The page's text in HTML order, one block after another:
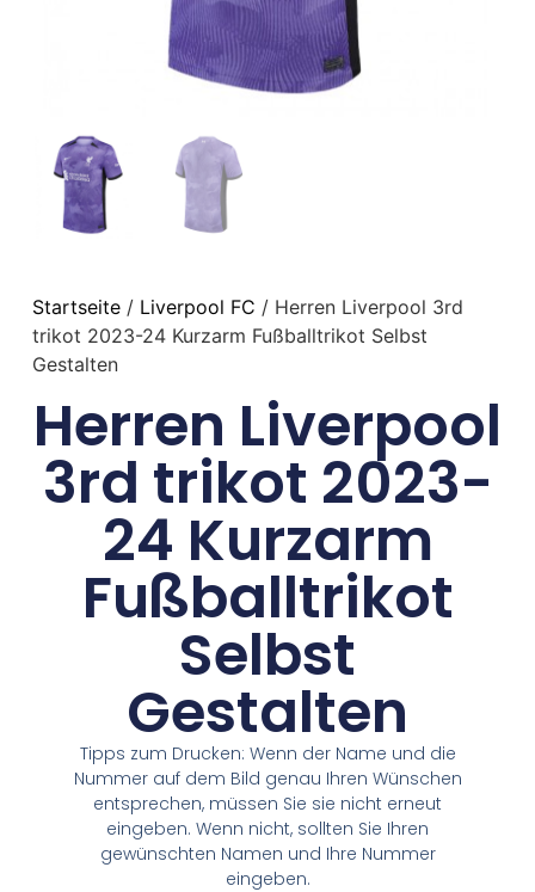
Startseite/ Liverpool FC / Herren Liverpool 3rd
trikot 2023-24 Kurzarm Fußballtrikot Selbst
Gestalten
Herren Liverpool
3rd trikot 2023-
24 Kurzarm
Fußballtrikot
Selbst
Gestalten
Tipps zum Drucken: Wenn der Name und die
Nummer auf dem Bild genau Ihren Wünschen
entsprechen, müssen Sie sie nicht erneut
eingeben. Wenn nicht, sollten Sie Ihren
gewünschten Namen und Ihre Nummer
eingeben.